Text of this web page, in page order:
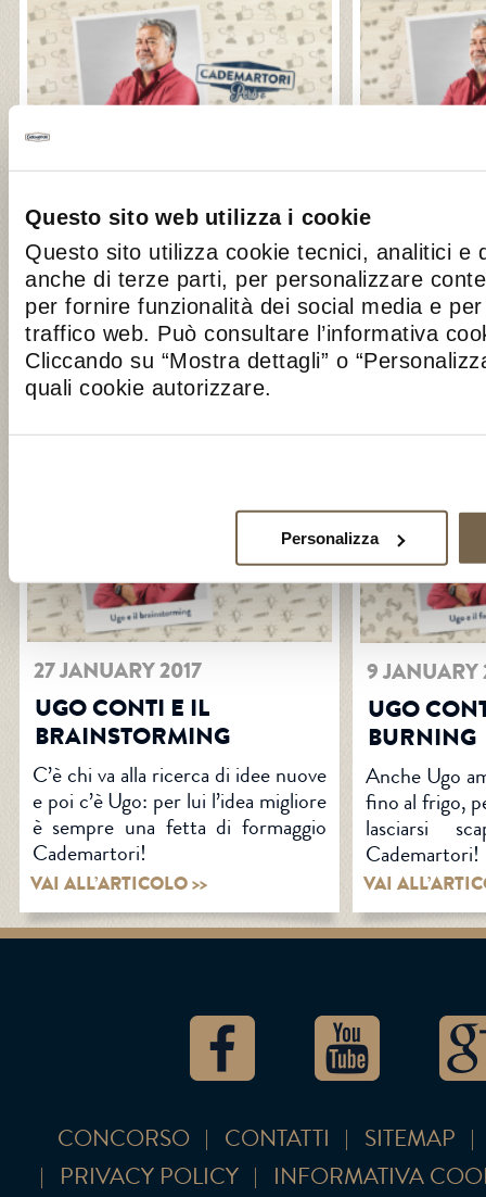
Questo sito web utilizza i cookie
Questo sito utilizza cookie tecnici, analitici e
anche di terze parti, per personalizzare
per fornire funzionalità dei social media e
traffico web. Può consultare l’informativa
Cliccando su “Mostra dettagli” o
quali cookie autorizzare.
Personalizza
27 FEBRUARY 2017
UGO CONTI E IL SOCIAL
NETWORK
Per Ugo il vero social network è
Cademartori, appena lo gusta gli
viene subito voglia di condividerlo e
di urlare “mi piace!”.
UGO
VICTIM
L’unica cosa
moda,
Cademartori!
27 JANUARY 2017
UGO CONTI E IL
BRAINSTORMING
C’è chi va alla ricerca di idee nuove
e poi c’è Ugo: per lui l’idea migliore
è sempre una fetta di formaggio
Cademartori!
VAI ALL’ARTICOLO >>
9 JANUARY
UGO
BURNING
Anche Ugo
fino al frigo,
lasciarsi
Cademartori!
VAI
CONCORSO CONTATTI
SITEMAP
PRIVACY POLICY
INFORMATIVA